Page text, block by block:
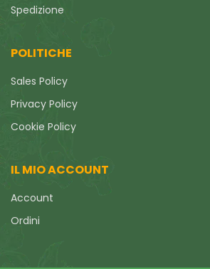
Spedizione
POLITICHE
Sales Policy
Privacy Policy
Cookie Policy
IL MIO ACCOUNT
Account
Ordini